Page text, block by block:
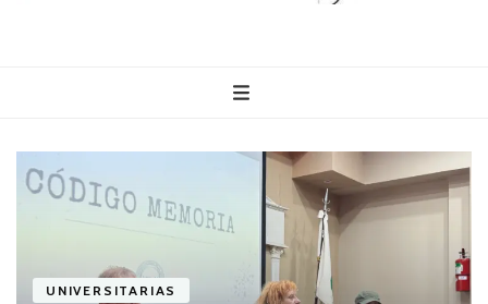
Todo es
(rosca)
política
UNIVERSITARIAS